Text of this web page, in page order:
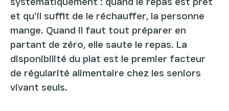
et qu’il suffit de le réchauffer, la personne
mange. Quand il faut tout préparer en
partant de zéro, elle saute le repas. La
disponibilité du plat est le premier facteur
de régularité alimentaire chez les seniors
vivant seuls.